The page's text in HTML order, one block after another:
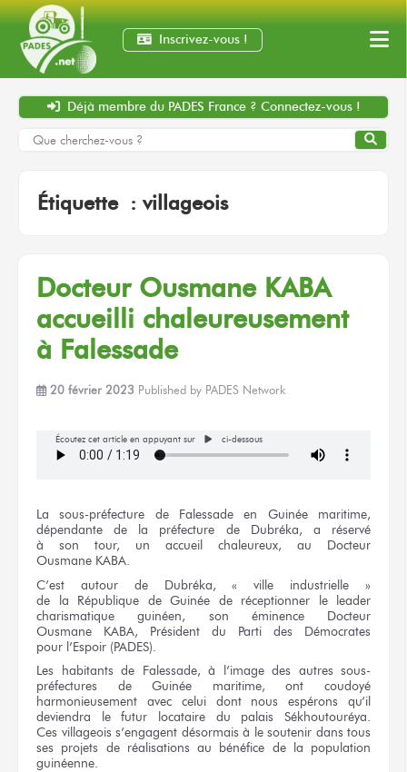
Inscrivez-vous !
Déjà membre du PADES France ? Connectez-vous !
Étiquette :villageois
Docteur Ousmane KABA
accueilli chaleureusement
à Falessade
20 février 2023 Published by PADES Network
Écoutez cet article en appuyant sur ci-dessous
La sous-préfecture de Falessade en Guinéemaritime,
dépendantede la préfecture de Dubréka,
a réservé
à son tour,
un accueil chaleureux, au Docteur
Ousmane KABA.
C’est autour de Dubréka, « ville industrielle »
de la République de Guinée de réceptionner
le leader
charismatique guinéen, son éminence Docteur
Ousmane KABA, Président du Parti
des Démocrates
pour l’Espoir (PADES).
Les habitants de Falessade, à l’image des autres sous-
préfectures de Guinée maritime, ont coudoyé
harmonieusement avec celuidont nous espéronsqu’il
deviendra le futur locataire du palais Sékhoutouréya.
Ces villageois s’engagent désormais à le soutenir dans tous
ses projets de réalisations au bénéfice de la population
guinéenne.